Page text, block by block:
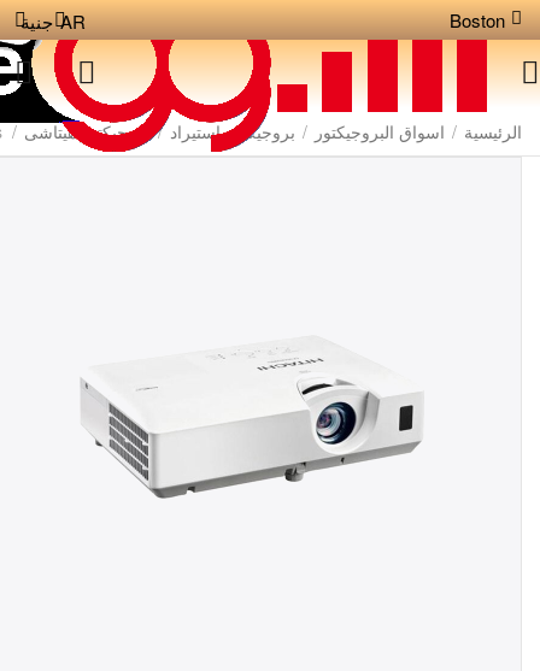
Boston جنية AR
الرئيسية / اسواق البروجيكتور / بروجيكتور استيراد / بروجيكتور هيتاشى /